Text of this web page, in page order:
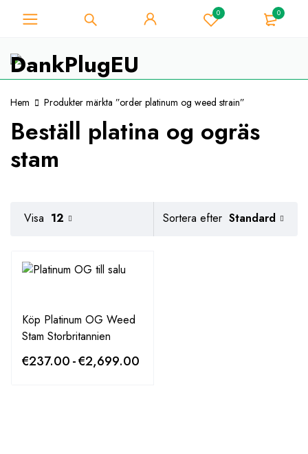
0 0
Hem Produkter märkta ”order platinum og weed strain”
Beställ platina og ogräs
stam
Sortera efter Standard
Visa 12
Köp Platinum OG Weed
Stam Storbritannien
€237.00-€2,699.00
För Weed Lover - Få 10%
omedelbar rabatt på varje
"WELCOME10"